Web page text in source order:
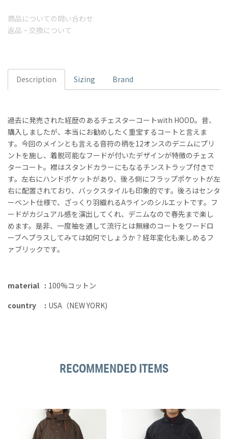
商品についての問い合わせ
返品・交換について
Description Sizing Brand
過去に発売された経歴のあるチェスターコートwith HOOD。昔、
購入しましたが、本当にお勧めしたく重宝するコートと言えま
す。今回のメインとも言える音符の柄を12オンスのデニムにプリ
ントを施し、着脱可能なフードが付いたデザインが特徴のチェス
ターコート。襟はスタンドカラーにもなるチンストラップ付きで
す。左右にハンドポケットがあり、後ろ側にフラップポケットが左
右に配置されており、バックスタイルも印象的です。後ろはセンタ
ーベント仕様で、ざっくり羽織れるAラインのシルエットです。フ
ードがカジュアル感を演出してくれ、デニムなので春先まで楽し
めます。是非、一度袖を通して流行とは無縁のコートをワードロ
ーブへプラスしてみては如何でしょうか？経年変化も楽しめるフ
ァブリックです。
material
100%コットン
country
USA（NEW YORK)
RECOMMENDED ITEMS